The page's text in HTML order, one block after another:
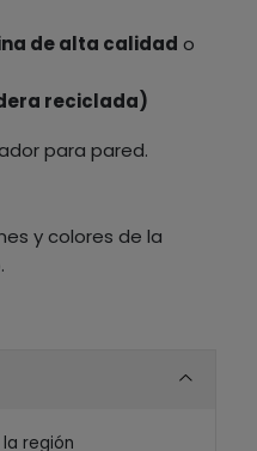
de alta calidad o
reciclada)
para pared.
y colores de la
región